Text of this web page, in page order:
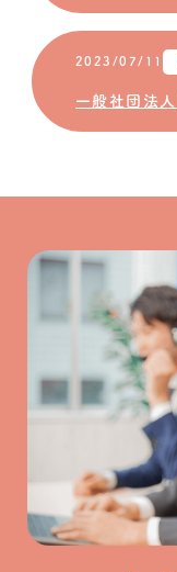
2023/07/11